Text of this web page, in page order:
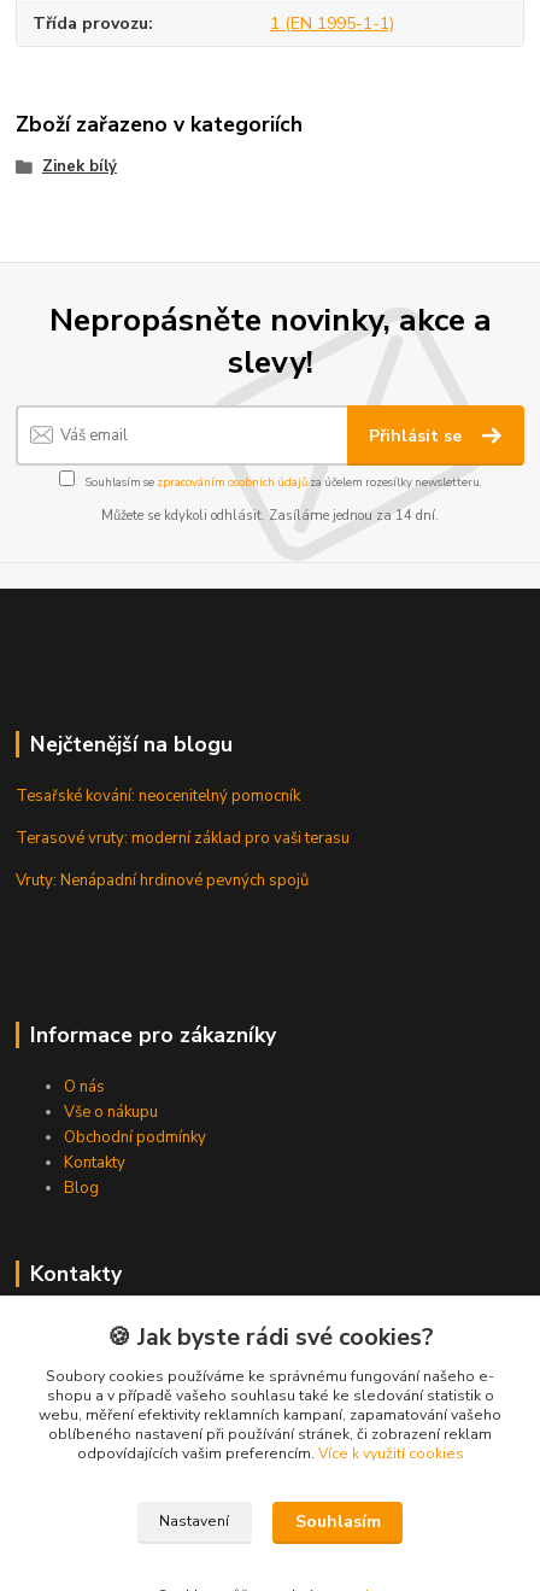
Třída provozu 1 (EN 1995-1-1)
Zboží zařazeno v kategoriích
Zinek bílý
Nepropásněte novinky, akce a
slevy!
Přihlásit se
Souhlasím se zpracováním osobních údajůza účelem rozesílky newsletteru.
Můžete se kdykoli odhlásit. Zasíláme jednou za 14 dní.
Nejčtenější na blogu
Tesařské kování: neocenitelný pomocník
Terasové vruty: moderní základ pro vaši terasu
Vruty: Nenápadní hrdinové pevných spojů
Informace pro zákazníky
O nás
Vše o nákupu
Obchodní podmínky
Kontakty
Blog
Kontakty
Zákaznická podpora Spojovat.cz
+420 606 036 459
(PO-PÁ, 8-16 hod.)
info@spojovat.cz
🍪 Jak byste rádi své cookies?
Soubory cookies používáme ke správnému fungování našeho e-
shopu a v případě vašeho souhlasu také ke sledování statistik o
webu, měření efektivity reklamních kampaní, zapamatování vašeho
oblíbeného nastavení při používání stránek, či zobrazení reklam
odpovídajících vašim preferencím. Více k využití cookies
Nastavení Souhlasím